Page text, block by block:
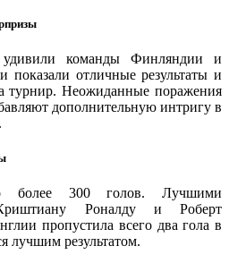
команды Финляндии и
отличные результаты и
турнир. Неожиданные поражения
дополнительную интригу в
более 300 голов. Лучшими
Роналду и Роберт
пропустила всего два гола в
лучшим результатом.